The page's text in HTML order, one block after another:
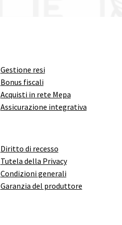
Gestione resi
Bonus fiscali
Acquisti in rete Mepa
Assicurazione integrativa
Diritto di recesso
Tutela della Privacy
Condizioni generali
Garanzia del produttore